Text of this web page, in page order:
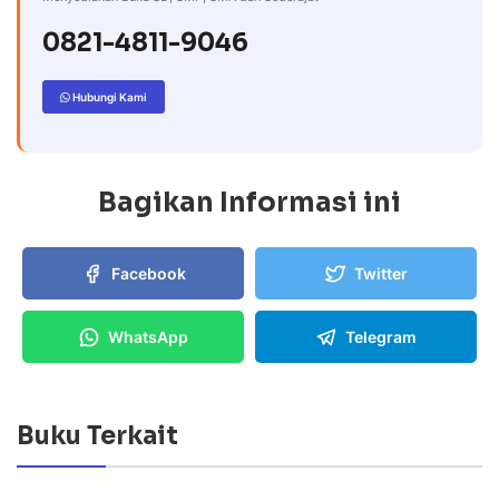
0821-4811-9046
Hubungi Kami
Bagikan Informasi ini
Facebook Twitter
WhatsApp Telegram
Buku Terkait